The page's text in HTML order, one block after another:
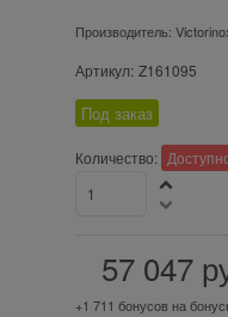
Производитель:
Артикул: Z161095
Под заказ
Количество:
57 047
+1 711 бонусов на